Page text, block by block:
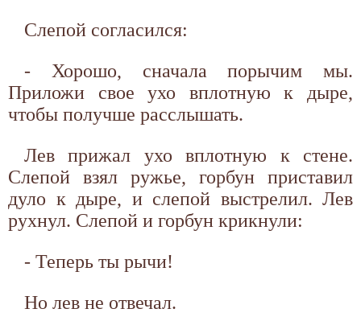
Слепой согласился:
- Хорошо, сначала порычим мы.
Приложи свое ухо вплотную к дыре,
чтобы получше расслышать.
Лев прижал ухо вплотную к стене.
Слепой взял ружье, горбун приставил
дуло к дыре, и слепой выстрелил. Лев
рухнул. Слепой и горбун крикнули:
- Теперь ты рычи!
Но лев не отвечал.